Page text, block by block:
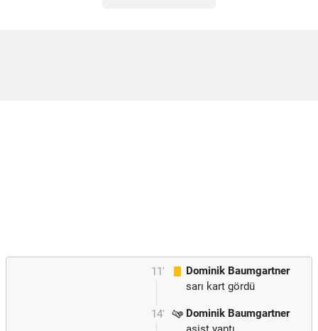
11'
Dominik Baumgartner
sarı kart gördü
14'
Dominik Baumgartner